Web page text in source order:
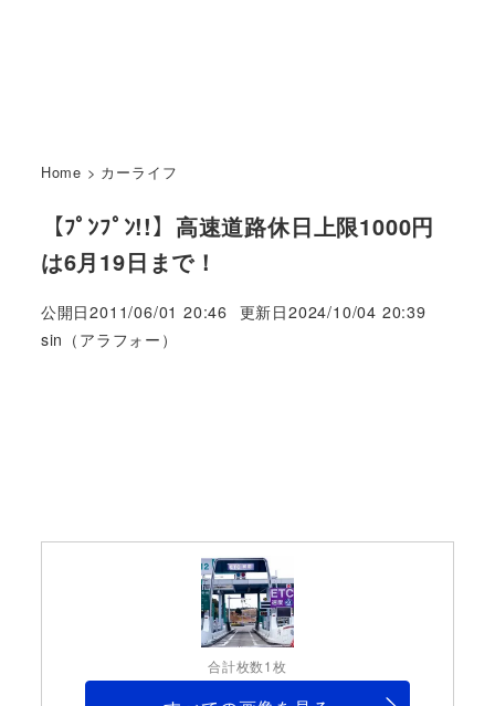
Home > カーライフ
【ﾌﾟﾝﾌﾟﾝ!!】高速道路休日上限1000円
は6月19日まで！
公開日2011/06/01 20:46 更新日2024/10/04 20:39
著
sin（アラフォー）
合計枚数1枚